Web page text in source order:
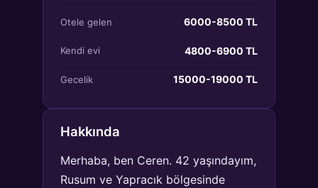
Otele gelen 6000-8500 TL
Kendi evi 4800-6900 TL
Gecelik 15000-19000 TL
Hakkında
Merhaba, ben Ceren. 42 yaşındayım,
Rusum ve Yapracık bölgesinde